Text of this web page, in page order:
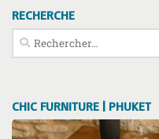
RECHERCHE
Rechercher :
CHIC FURNITURE | PHUKET